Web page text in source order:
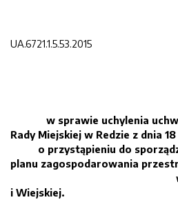
UA.6721.1.5.53.2015
w sprawie uchylenia
Rady Miejskiej w Redzie z dnia
o przystąpieniu do
planu zagospodarowania
w
i Wiejskiej.